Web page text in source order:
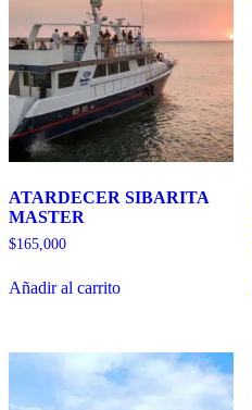
ATARDECER SIBARITA
MASTER
$165,000
Añadir al carrito